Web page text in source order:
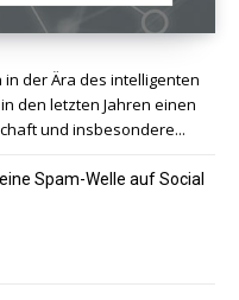
der Ära des intelligenten
den letzten Jahren einen
und insbesondere...
Spam-Welle auf Social